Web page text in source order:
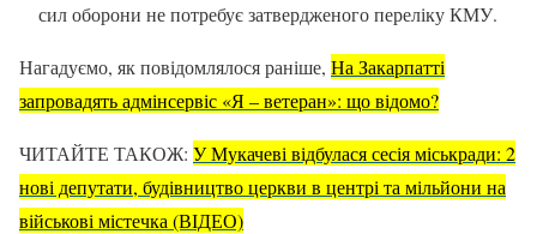
сил оборони не потребує затвердженого переліку КМУ.
Нагадуємо, як повідомлялося раніше, На Закарпатті
запровадять адмінсервіс «Я – ветеран»: що відомо?
ЧИТАЙТЕ ТАКОЖ: У Мукачеві відбулася сесія міськради: 2
нові депутати, будівництво церкви в центрі та мільйони на
військові містечка (ВІДЕО)